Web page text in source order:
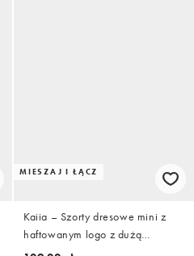
MIESZAJ I ŁĄCZ
Kaiia – Szorty dresowe mini z
haftowanym logo z dużą
zawartością bawełny w kolorze